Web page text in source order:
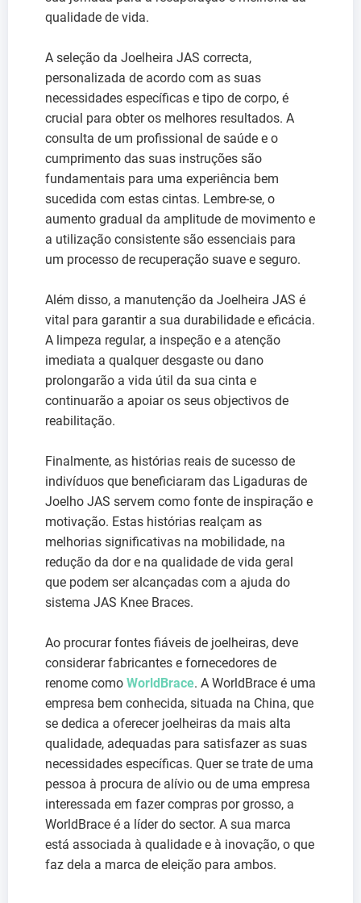
qualidade de vida.
A seleção da Joelheira JAS correcta,
personalizada de acordo com as suas
necessidades específicas e tipo de corpo, é
crucial para obter os melhores resultados. A
consulta de um profissional de saúde e o
cumprimento das suas instruções são
fundamentais para uma experiência bem
sucedida com estas cintas. Lembre-se, o
aumento gradual da amplitude de movimento e
a utilização consistente são essenciais para
um processo de recuperação suave e seguro.
Além disso, a manutenção da Joelheira JAS é
vital para garantir a sua durabilidade e eficácia.
A limpeza regular, a inspeção e a atenção
imediata a qualquer desgaste ou dano
prolongarão a vida útil da sua cinta e
continuarão a apoiar os seus objectivos de
reabilitação.
Finalmente, as histórias reais de sucesso de
indivíduos que beneficiaram das Ligaduras de
Joelho JAS servem como fonte de inspiração e
motivação. Estas histórias realçam as
melhorias significativas na mobilidade, na
redução da dor e na qualidade de vida geral
que podem ser alcançadas com a ajuda do
sistema JAS Knee Braces.
Ao procurar fontes fiáveis de joelheiras, deve
considerar fabricantes e fornecedores de
renome como WorldBrace. A WorldBrace é uma
empresa bem conhecida, situada na China, que
se dedica a oferecer joelheiras da mais alta
qualidade, adequadas para satisfazer as suas
necessidades específicas. Quer se trate de uma
pessoa à procura de alívio ou de uma empresa
interessada em fazer compras por grosso, a
WorldBrace é a líder do sector. A sua marca
está associada à qualidade e à inovação, o que
faz dela a marca de eleição para ambos.